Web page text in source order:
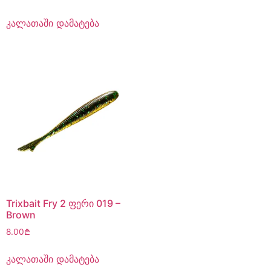
კალათაში დამატება
Trixbait Fry 2 ფერი 019 –
Brown
8.00₾
კალათაში დამატება